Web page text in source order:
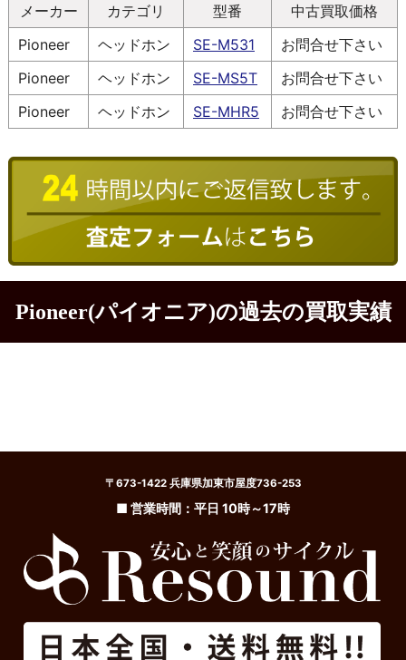
メーカー カテゴリ 型番
中古買取価格
Pioneer
ヘッドホン SE-M531
お問合せ下さい
Pioneer
ヘッドホン SE-MS5T
お問合せ下さい
Pioneer
ヘッドホン SE-MHR5 お問合せ下さい
Pioneer(パイオニア)の過去の買取実績
〒673-1422 兵庫県加東市屋度736-253
■ 営業時間：平日 10時～17時